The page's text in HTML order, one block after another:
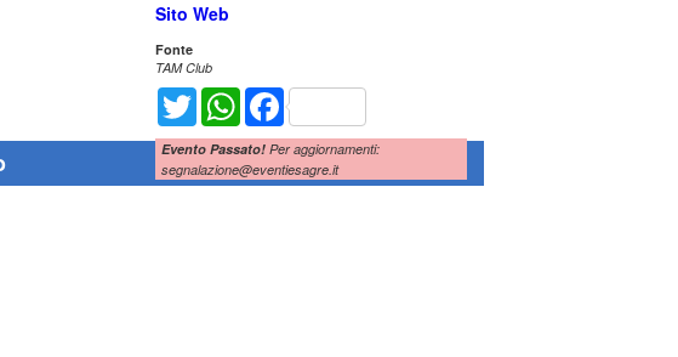
Sito Web
Fonte
TAM Club
Twitter WhatsAppFacebook
Evento Passato! Per aggiornamenti:
segnalazione@eventiesagre.it